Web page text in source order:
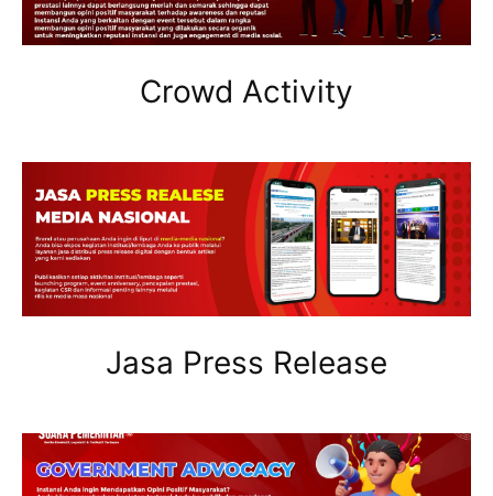
Crowd Activity
Jasa Press Release